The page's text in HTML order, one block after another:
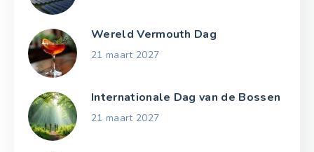
Wereld Vermouth Dag
21 maart 2027
Internationale Dag van de Bossen
21 maart 2027